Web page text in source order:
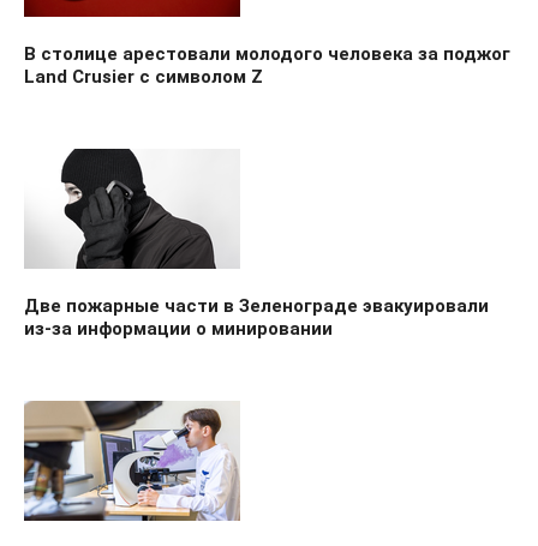
В столице арестовали молодого человека за поджог
Land Crusier с символом Z
Две пожарные части в Зеленограде эвакуировали
из-за информации о минировании